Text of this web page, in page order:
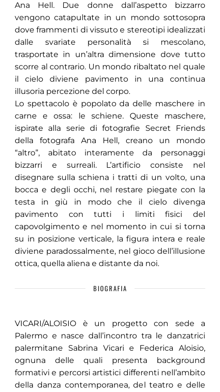
Ana Hell. Due donne dall’aspetto bizzarro
vengono catapultate in un mondo sottosopra
dove frammenti di vissuto e stereotipi idealizzati
dalle svariate personalità si mescolano,
trasportate in un’altra dimensione dove tutto
scorre al contrario. Un mondo ribaltato nel quale
il cielo diviene pavimento in una continua
illusoria percezione del corpo.
Lo spettacolo è popolato da delle maschere in
carne e ossa: le schiene. Queste maschere,
ispirate alla serie di fotografie Secret Friends
della fotografa Ana Hell, creano un mondo
“altro”, abitato interamente da personaggi
bizzarri e surreali. L’artificio consiste nel
disegnare sulla schiena i tratti di un volto, una
bocca e degli occhi, nel restare piegate con la
testa in giù in modo che il cielo divenga
pavimento con tutti i limiti fisici del
capovolgimento e nel momento in cui si torna
su in posizione verticale, la figura intera e reale
diviene paradossalmente, nel gioco dell’illusione
ottica, quella aliena e distante da noi.
BIOGRAFIA
VICARI/ALOISIO è un progetto con sede a
Palermo e nasce dall’incontro tra le danzatrici
palermitane Sabrina Vicari e Federica Aloisio,
ognuna delle quali presenta background
formativi e percorsi artistici differenti nell’ambito
della danza contemporanea, del teatro e delle